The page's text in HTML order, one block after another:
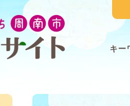
キー
本